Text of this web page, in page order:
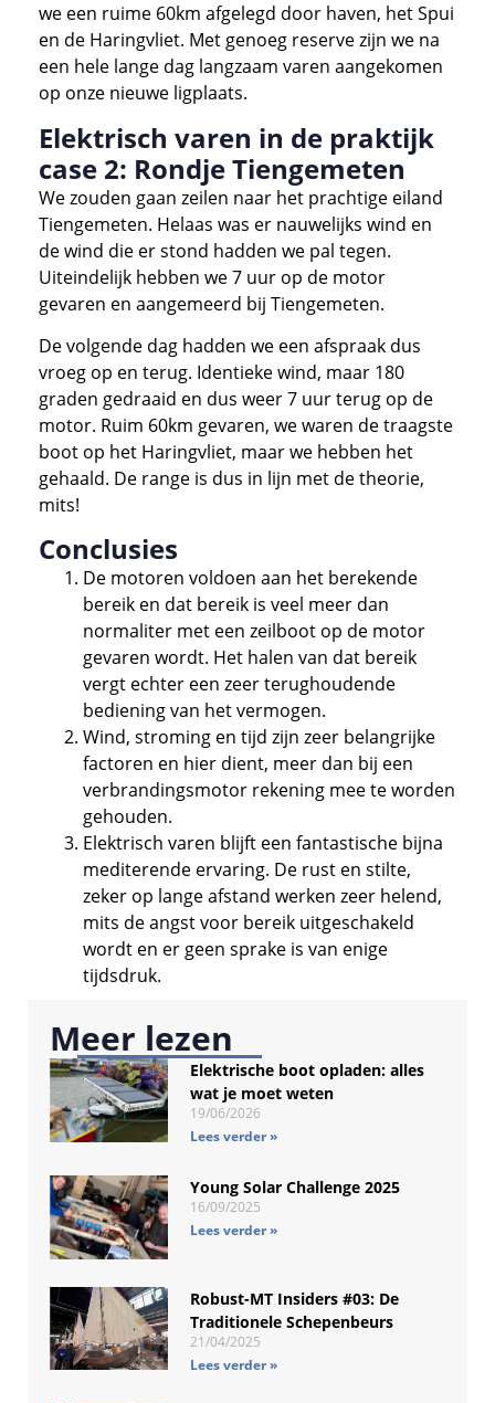
we een ruime 60km afgelegd door haven, het Spui
en de Haringvliet. Met genoeg reserve zijn we na
een hele lange dag langzaam varen aangekomen
op onze nieuwe ligplaats.
Elektrisch varen in de praktijk
case 2: Rondje Tiengemeten
We zouden gaan zeilen naar het prachtige eiland
Tiengemeten. Helaas was er nauwelijks wind en
de wind die er stond hadden we pal tegen.
Uiteindelijk hebben we 7 uur op de motor
gevaren en aangemeerd bij Tiengemeten.
De volgende dag hadden we een afspraak dus
vroeg op en terug. Identieke wind, maar 180
graden gedraaid en dus weer 7 uur terug op de
motor. Ruim 60km gevaren, we waren de traagste
boot op het Haringvliet, maar we hebben het
gehaald. De range is dus in lijn met de theorie,
mits!
Conclusies
De motoren voldoen aan het berekende
bereik en dat bereik is veel meer dan
normaliter met een zeilboot op de motor
gevaren wordt. Het halen van dat bereik
vergt echter een zeer terughoudende
bediening van het vermogen.
Wind, stroming en tijd zijn zeer belangrijke
factoren en hier dient, meer dan bij een
verbrandingsmotor rekening mee te worden
gehouden.
Elektrisch varen blijft een fantastische bijna
mediterende ervaring. De rust en stilte,
zeker op lange afstand werken zeer helend,
mits de angst voor bereik uitgeschakeld
wordt en er geen sprake is van enige
tijdsdruk.
Meer lezen
Elektrische boot opladen: alles
wat je moet weten
19/06/2026
Lees verder »
Young Solar Challenge 2025
16/09/2025
Lees verder »
Robust-MT Insiders #03: De
Traditionele Schepenbeurs
21/04/2025
Lees verder »